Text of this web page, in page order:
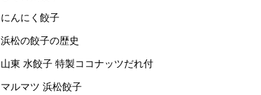
にんにく餃子
浜松の餃子の歴史
山東 水餃子 特製ココナッツだれ付
マルマツ 浜松餃子